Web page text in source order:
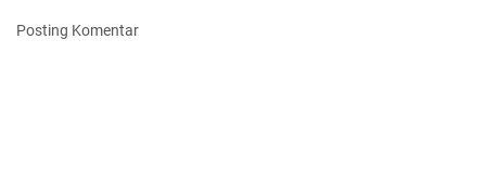
Posting Komentar